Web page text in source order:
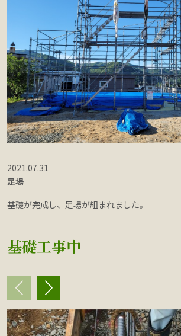
2021.07.31
足場
基礎が完成し、足場が組まれました。
基礎工事中